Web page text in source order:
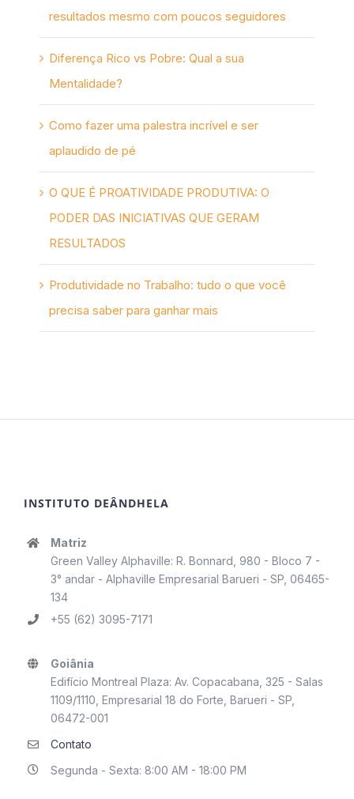
resultados mesmo com poucos seguidores
Diferença Rico vs Pobre: Qual a sua
Mentalidade?
Como fazer uma palestra incrível e ser
aplaudido de pé
O QUE É PROATIVIDADE PRODUTIVA: O
PODER DAS INICIATIVAS QUE GERAM
RESULTADOS
Produtividade no Trabalho: tudo o que você
precisa saber para ganhar mais
INSTITUTO DEÂNDHELA
Matriz
Green Valley Alphaville: R. Bonnard, 980 - Bloco 7 -
3° andar - Alphaville Empresarial Barueri - SP, 06465-
134
+55 (62) 3095-7171
Goiânia
Edifício Montreal Plaza: Av. Copacabana, 325 - Salas
1109/1110, Empresarial 18 do Forte, Barueri - SP,
06472-001
Contato
Segunda - Sexta: 8:00 AM - 18:00 PM